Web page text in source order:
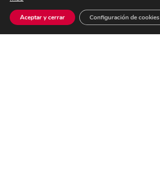
Sedación consciente
Cirugía oral y maxilofacial
Aceptar y cerrar Configuración de cookies